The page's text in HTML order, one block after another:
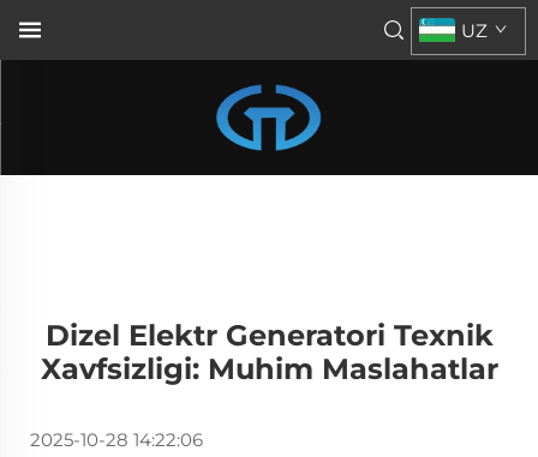
UZ
Dizel Elektr Generatori Texnik
Xavfsizligi: Muhim Maslahatlar
2025-10-28 14:22:06